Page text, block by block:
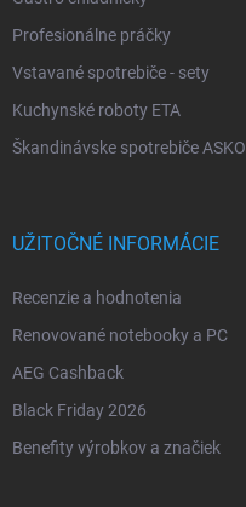
Profesionálne práčky
Vstavané spotrebiče - sety
Kuchynské roboty ETA
Škandinávske spotrebiče ASKO
UŽITOČNÉ INFORMÁCIE
Recenzie a hodnotenia
Renovované notebooky a PC
AEG Cashback
Black Friday 2026
Benefity výrobkov a značiek